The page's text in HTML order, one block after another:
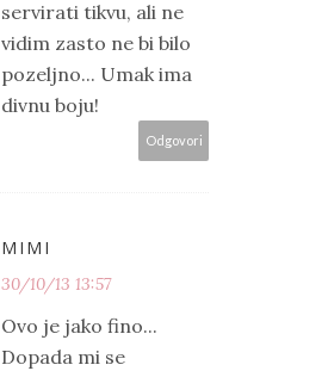
servirati tikvu, ali ne
vidim zasto ne bi bilo
pozeljno... Umak ima
divnu boju!
Odgovori
MIMI
30/10/13 13:57
Ovo je jako fino...
Dopada mi se